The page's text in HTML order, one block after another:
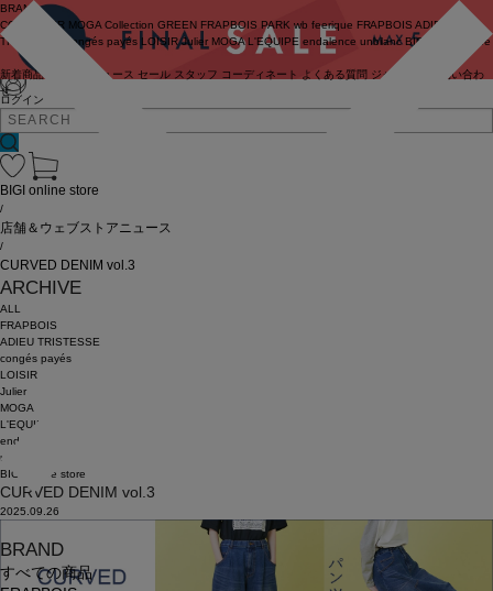
ログイン
BRAND
COUTURIER MOGA Collection GREEN FRAPBOIS PARK wb feerique FRAPBOIS ADIEU
TRISTESSE
congés payés LOISIR Julier MOGA L'EQUIPE endalence unbilanc BIGI online store
新着商品 ニュース セール スタッフ コーディネート よくある質問 ジャーナル
お問い合わ
せ
BRAND
すべての商品
BIGI online store
/
店舗＆ウェブストアニュース
/
CURVED DENIM vol.3
ARCHIVE
ALL
FRAPBOIS
ADIEU TRISTESSE
congés payés
LOISIR
Julier
MOGA
L'EQUIPE
endalence
unbilanc
BIGI online store
CURVED DENIM vol.3
2025.09.26